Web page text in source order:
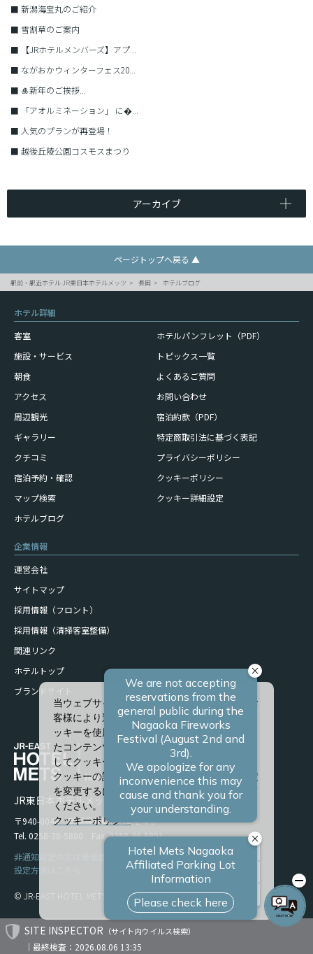
■ 新潟海宝丸のご紹介
■ 雪割草のご案内
■
【JRホテルメンバーズ】アプ...
■ ながおかウィンターフェス20...
■ 🎍新年のご挨拶...
■
「アオルミネーション」 に�...
■ 人気のプランが再登場！
■ 越後丘陵公園コスモスまつり
アーカイブ
ページトップへ戻る ▲
駅前・駅近ホテル JR東日本ホテルメッツ 長岡 ホテルブログ
ホテル詳細
客室
施設・サービス
朝食
アクセス
周辺観光
ギャラリー
クチコミ
宿泊予約・確認
マップ検索
ホテルブログ
ホテルパンフレット（PDF）
トピックス一覧
よくあるご質問
お問い合わせ
宿泊約款（PDF）
特定商取引法に基づく表記
プライバシーポリシー
クッキーポリシー
クッキー詳細設定
企業情報
運営会社
サイトマップ
採用情報（フロント）
採用情報（清掃客室整備）
関連リンク
ホテルトップ
ブランドサイト
JR東日本ホテルメッツ 長岡
〒940-0048 新潟県長岡市台町2-4-9
Tel. 0258-30-5800 Fax. 0258-30-5801
非通知設定の方は発信者番号を設定の上お電話ください。
設定方法はこちら
© JR-EAST HOTEL METS
SITE INSPECTOR （サイト内ウイルス検索）
｜最終検査：2026.08.06 13:35
当ウェブサイトでは、サービスの向上、またお
客様により適したサービスを提供するため、ク
ッキーを使用しています。また、お客様に合っ
たコンテンツや広告を表示させることを目的と
してクッキーを使用する場合があります。
クッキーの詳細や、クッキーの種類ごとに設定
を変更するには、「詳細設定」をクリックして
ください。
クッキーポリシー
すべて許可
必須クッキーのみ
詳細設定